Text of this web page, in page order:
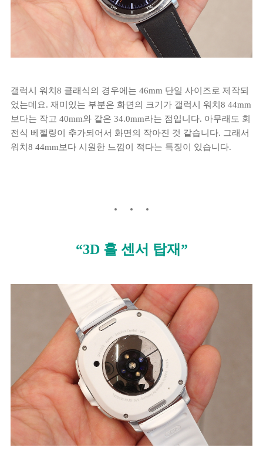
갤럭시 워치8 클래식의 경우에는 46mm 단일 사이즈로 제작되
었는데요. 재미있는 부분은 화면의 크기가 갤럭시 워치8 44mm
보다는 작고 40mm와 같은 34.0mm라는 점입니다. 아무래도 회
전식 베젤링이 추가되어서 화면의 작아진 것 같습니다. 그래서
워치8 44mm보다 시원한 느낌이 적다는 특징이 있습니다.
“3D 홀 센서 탑재”